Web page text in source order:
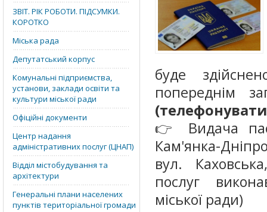
ЗВІТ. РІК РОБОТИ. ПІДСУМКИ.
КОРОТКО
Міська рада
Депутатський корпус
Комунальні підприємства,
установи, заклади освіти та
культури міської ради
Офіційні документи
Центр надання
адміністративних послуг (ЦНАП)
Відділ містобудування та
архітектури
Генеральні плани населених
пунктів територіальної громади
буде
попереднім
(телефонувати
👉 Видача
Кам'янка-
вул.
послуг
міської ради)